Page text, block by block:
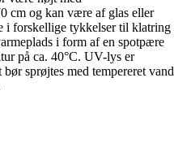
cm og kan være af glas eller
i forskellige tykkelser til klatring
i form af en spotpære
på ca. 40°C. UV-lys er
sprøjtes med tempereret vand